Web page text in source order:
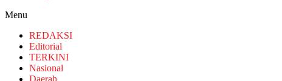
Menu
REDAKSI
Editorial
TERKINI
Nasional
Daerah